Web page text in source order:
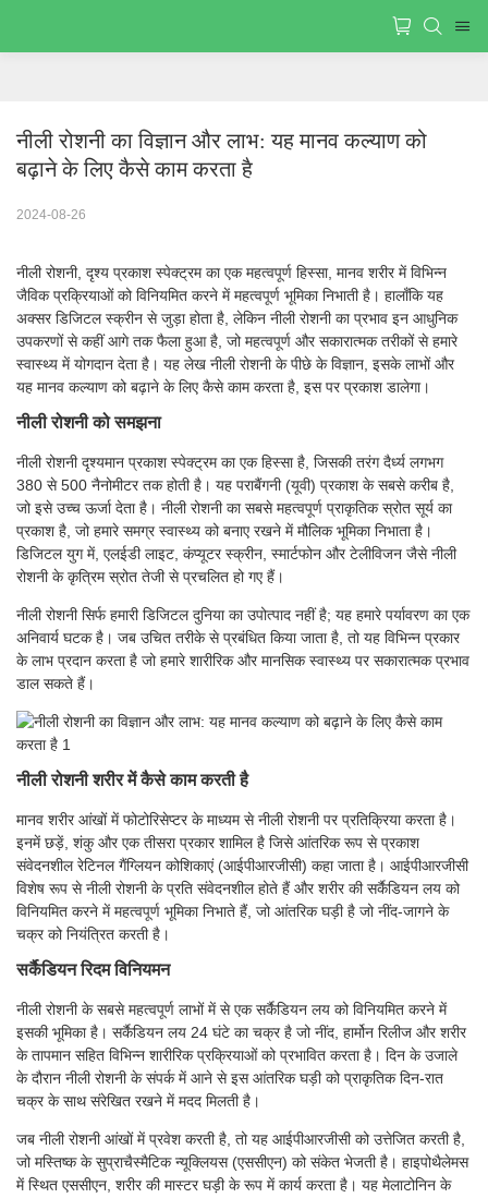
नीली रोशनी का विज्ञान और लाभ: यह मानव कल्याण को
बढ़ाने के लिए कैसे काम करता है
2024-08-26
नीली रोशनी, दृश्य प्रकाश स्पेक्ट्रम का एक महत्वपूर्ण हिस्सा, मानव शरीर में विभिन्न
जैविक प्रक्रियाओं को विनियमित करने में महत्वपूर्ण भूमिका निभाती है। हालाँकि यह
अक्सर डिजिटल स्क्रीन से जुड़ा होता है, लेकिन नीली रोशनी का प्रभाव इन आधुनिक
उपकरणों से कहीं आगे तक फैला हुआ है, जो महत्वपूर्ण और सकारात्मक तरीकों से हमारे
स्वास्थ्य में योगदान देता है। यह लेख नीली रोशनी के पीछे के विज्ञान, इसके लाभों और
यह मानव कल्याण को बढ़ाने के लिए कैसे काम करता है, इस पर प्रकाश डालेगा।
नीली रोशनी को समझना
नीली रोशनी दृश्यमान प्रकाश स्पेक्ट्रम का एक हिस्सा है, जिसकी तरंग दैर्ध्य लगभग
380 से 500 नैनोमीटर तक होती है। यह पराबैंगनी (यूवी) प्रकाश के सबसे करीब है,
जो इसे उच्च ऊर्जा देता है। नीली रोशनी का सबसे महत्वपूर्ण प्राकृतिक स्रोत सूर्य का
प्रकाश है, जो हमारे समग्र स्वास्थ्य को बनाए रखने में मौलिक भूमिका निभाता है।
डिजिटल युग में, एलईडी लाइट, कंप्यूटर स्क्रीन, स्मार्टफोन और टेलीविजन जैसे नीली
रोशनी के कृत्रिम स्रोत तेजी से प्रचलित हो गए हैं।
नीली रोशनी सिर्फ हमारी डिजिटल दुनिया का उपोत्पाद नहीं है; यह हमारे पर्यावरण का एक
अनिवार्य घटक है। जब उचित तरीके से प्रबंधित किया जाता है, तो यह विभिन्न प्रकार
के लाभ प्रदान करता है जो हमारे शारीरिक और मानसिक स्वास्थ्य पर सकारात्मक प्रभाव
डाल सकते हैं।
नीली रोशनी शरीर में कैसे काम करती है
मानव शरीर आंखों में फोटोरिसेप्टर के माध्यम से नीली रोशनी पर प्रतिक्रिया करता है।
इनमें छड़ें, शंकु और एक तीसरा प्रकार शामिल है जिसे आंतरिक रूप से प्रकाश
संवेदनशील रेटिनल गैंग्लियन कोशिकाएं (आईपीआरजीसी) कहा जाता है। आईपीआरजीसी
विशेष रूप से नीली रोशनी के प्रति संवेदनशील होते हैं और शरीर की सर्कैडियन लय को
विनियमित करने में महत्वपूर्ण भूमिका निभाते हैं, जो आंतरिक घड़ी है जो नींद-जागने के
चक्र को नियंत्रित करती है।
सर्कैडियन रिदम विनियमन
नीली रोशनी के सबसे महत्वपूर्ण लाभों में से एक सर्कैडियन लय को विनियमित करने में
इसकी भूमिका है। सर्कैडियन लय 24 घंटे का चक्र है जो नींद, हार्मोन रिलीज और शरीर
के तापमान सहित विभिन्न शारीरिक प्रक्रियाओं को प्रभावित करता है। दिन के उजाले
के दौरान नीली रोशनी के संपर्क में आने से इस आंतरिक घड़ी को प्राकृतिक दिन-रात
चक्र के साथ संरेखित रखने में मदद मिलती है।
जब नीली रोशनी आंखों में प्रवेश करती है, तो यह आईपीआरजीसी को उत्तेजित करती है,
जो मस्तिष्क के सुप्राचैस्मैटिक न्यूक्लियस (एससीएन) को संकेत भेजती है। हाइपोथैलेमस
में स्थित एससीएन, शरीर की मास्टर घड़ी के रूप में कार्य करता है। यह मेलाटोनिन के